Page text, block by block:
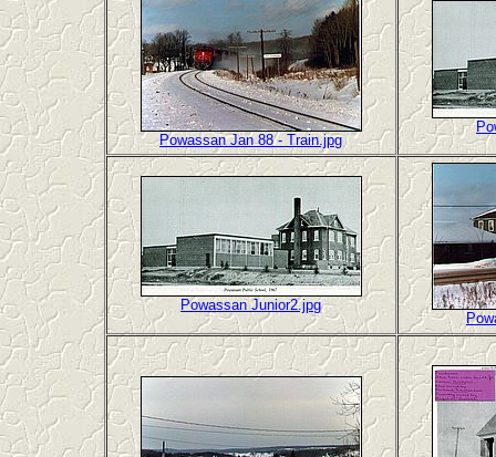
Powassan Jan 88 - Train.jpg
Powassan Junior2.jpg